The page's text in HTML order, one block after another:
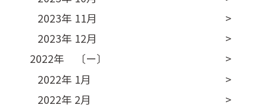
2023年 11月
2023年 12月
2022年 〔ー〕
2022年 1月
2022年 2月